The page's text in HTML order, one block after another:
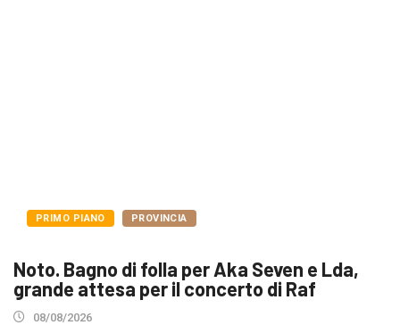
PRIMO PIANO PROVINCIA
Noto. Bagno di folla per Aka Seven e Lda,
grande attesa per il concerto di Raf
08/08/2026